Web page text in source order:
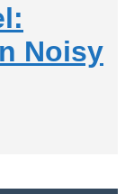
Noisy